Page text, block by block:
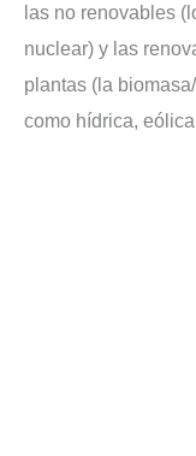
las no renovables
nuclear) y las
plantas (la
como hídrica,